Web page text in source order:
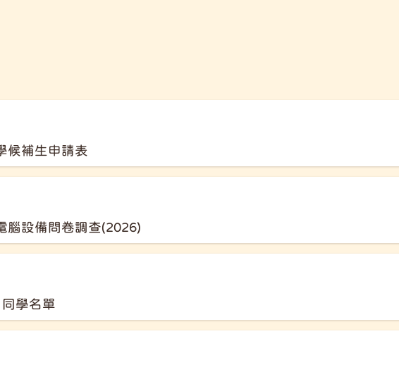
候補生申請表
腦設備問卷調查(2026)
學名單